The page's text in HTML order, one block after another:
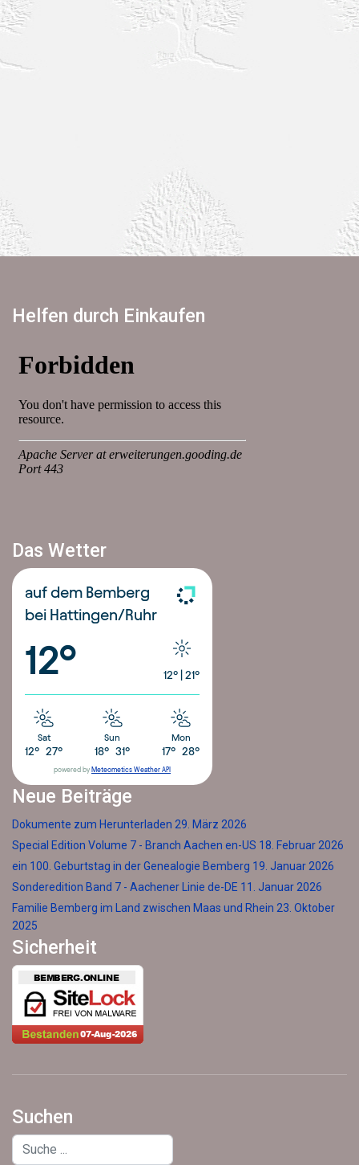
Helfen durch Einkaufen
Das Wetter
auf dem Bemberg
bei Hattingen/Ruhr
12° 12° 21°
Sat
12° 27°
Sun
18° 31°
Mon
17° 28°
powered by Meteometics Weather API
Neue Beiträge
Dokumente zum Herunterladen 29. März 2026
Special Edition Volume 7 - Branch Aachen en-US 18. Februar 2026
ein 100. Geburtstag in der Genealogie Bemberg 19. Januar 2026
Sonderedition Band 7 - Aachener Linie de-DE 11. Januar 2026
Familie Bemberg im Land zwischen Maas und Rhein 23. Oktober
2025
Sicherheit
Suchen
Suchen